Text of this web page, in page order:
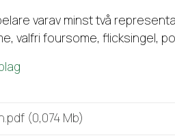
varav minst två
valfri foursome, flicksingel,
pdf (0,074 Mb)